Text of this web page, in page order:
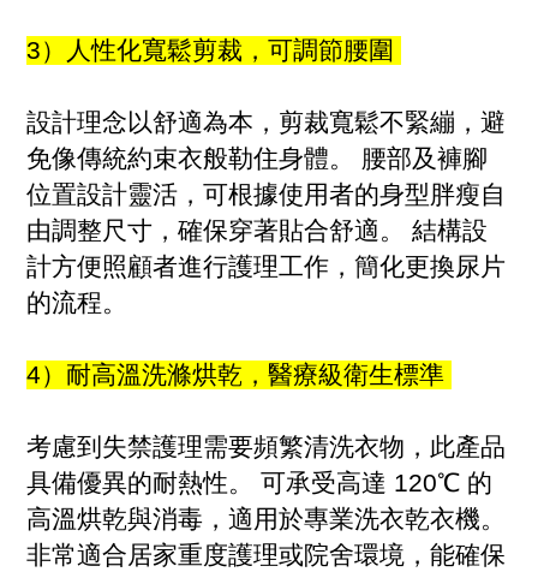
3）人性化寬鬆剪裁，可調節腰圍
設計理念以舒適為本，剪裁寬鬆不緊繃，避
免像傳統約束衣般勒住身體。 腰部及褲腳
位置設計靈活，可根據使用者的身型胖瘦自
由調整尺寸，確保穿著貼合舒適。 結構設
計方便照顧者進行護理工作，簡化更換尿片
的流程。
4）耐高溫洗滌烘乾，醫療級衛生標準
考慮到失禁護理需要頻繁清洗衣物，此產品
具備優異的耐熱性。 可承受高達 120℃ 的
高溫烘乾與消毒，適用於專業洗衣乾衣機。
非常適合居家重度護理或院舍環境，能確保